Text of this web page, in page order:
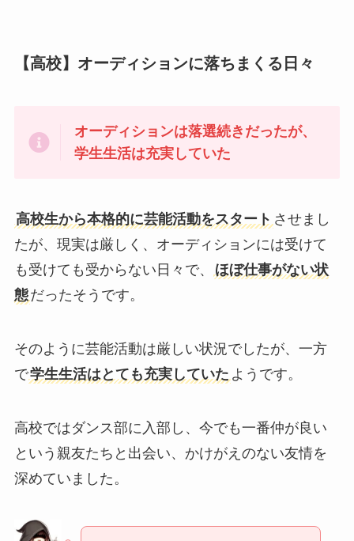
【高校】オーディションに落ちまくる日々
オーディションは落選続きだったが、
学生生活は充実していた
高校生から本格的に芸能活動をスタート させまし
たが、現実は厳しく、オーディションには受けて
も受けても受からない日々で、
ほぼ仕事がない状
態だったそうです。
そのように芸能活動は厳しい状況でしたが、一方
で学生生活はとても充実していた ようです。
高校ではダンス部に入部し、今でも一番仲が良い
という親友たちと出会い、かけがえのない友情を
深めていました。